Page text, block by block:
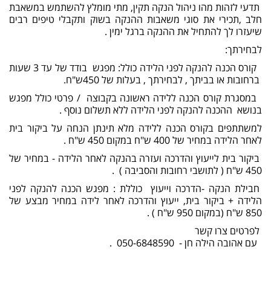
תדעי לזהות מהו ניהול הנקה תקין, מתי מומלץ להשתמש במשאבת
חלב ,תכירי את סוגי משאבות ההנקה בשוק ותקבלי טיפים רבים
שיעזרו לך להתחיל את ההנקה ברגל ימין .
לבחירתך:
קורס הכנה להנקה לפני הלידה כולל: מפגש בודד של עד 3 שעות
ברחובות או בביתך , לבחירתך , בעלות של 450ש"ח.
במסגרת קורס הכנה ללידה ראשונה בקבוצה / פרטי כולל מפגש
בנושא ההכנה להנקה לפני הלידה ללא תשלום נוסף .
למשתתפים בקורס הכנה ללידה מלא תינתן הנחה על ביקור בית
לאחר הלידה במחיר של 400 ש"ח במקום 450 ש"ח .
ביקור בית לייעוץ והדרכה ועזרה בהנקה לאחר הלידה - במחיר של
450 ש"ח ( לתושבי רחובות והסביבה ) .
חבילת הנקה -הדרכה וייעוץ כוללת : מפגש הכנה להנקה לפני
הלידה + ביקור בית, ייעוץ והדרכה לאחר לידה במחיר מבצע של
850 ש"ח (במקום 950 ש"ח ) .
לפרטים צרו קשר
עם אהובה הילה חן - 050-6848590 .